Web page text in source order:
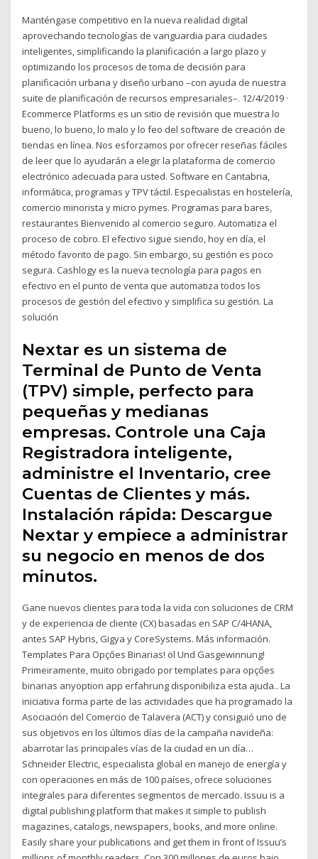
Manténgase competitivo en la nueva realidad digital
aprovechando tecnologías de vanguardia para ciudades
inteligentes, simplificando la planificación a largo plazo y
optimizando los procesos de toma de decisión para
planificación urbana y diseño urbano –con ayuda de nuestra
suite de planificación de recursos empresariales–. 12/4/2019 ·
Ecommerce Platforms es un sitio de revisión que muestra lo
bueno, lo bueno, lo malo y lo feo del software de creación de
tiendas en línea. Nos esforzamos por ofrecer reseñas fáciles
de leer que lo ayudarán a elegir la plataforma de comercio
electrónico adecuada para usted. Software en Cantabria,
informática, programas y TPV táctil. Especialistas en hostelería,
comercio minorista y micro pymes. Programas para bares,
restaurantes Bienvenido al comercio seguro. Automatiza el
proceso de cobro. El efectivo sigue siendo, hoy en día, el
método favorito de pago. Sin embargo, su gestión es poco
segura. Cashlogy es la nueva tecnología para pagos en
efectivo en el punto de venta que automatiza todos los
procesos de gestión del efectivo y simplifica su gestión. La
solución
Nextar es un sistema de
Terminal de Punto de Venta
(TPV) simple, perfecto para
pequeñas y medianas
empresas. Controle una Caja
Registradora inteligente,
administre el Inventario, cree
Cuentas de Clientes y más.
Instalación rápida: Descargue
Nextar y empiece a administrar
su negocio en menos de dos
minutos.
Gane nuevos clientes para toda la vida con soluciones de CRM
y de experiencia de cliente (CX) basadas en SAP C/4HANA,
antes SAP Hybris, Gigya y CoreSystems. Más información.
Templates Para Opçőes Binarias! öl Und Gasgewinnung!
Primeiramente, muito obrigado por templates para opçőes
binarias anyoption app erfahrung disponibiliza esta ajuda.. La
iniciativa forma parte de las actividades que ha programado la
Asociación del Comercio de Talavera (ACT) y consiguió uno de
sus objetivos en los últimos días de la campaña navideña:
abarrotar las principales vías de la ciudad en un día…
Schneider Electric, especialista global en manejo de energía y
con operaciones en más de 100 países, ofrece soluciones
integrales para diferentes segmentos de mercado. Issuu is a
digital publishing platform that makes it simple to publish
magazines, catalogs, newspapers, books, and more online.
Easily share your publications and get them in front of Issuu’s